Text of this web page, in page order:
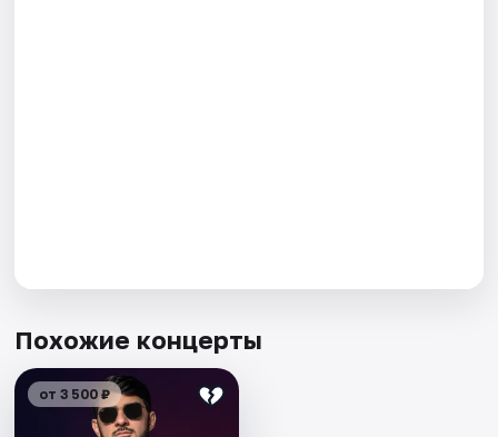
Похожие концерты
от 3 500 ₽